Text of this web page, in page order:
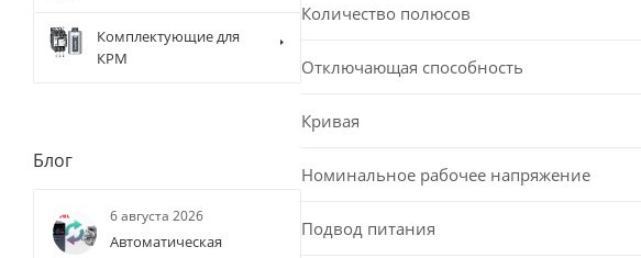
Количество полюсов
Отключающая способность
Кривая
Номинальное рабочее напряжение
Подвод питания
Комплектующие для
КРМ
Блог
6 августа 2026
Автоматическая